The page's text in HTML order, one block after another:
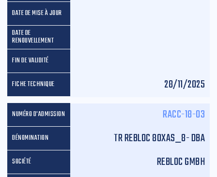
28/11/2025
RACC-18-03
TR REBLOC 80XAS_8- DBA
REBLOC GMBH